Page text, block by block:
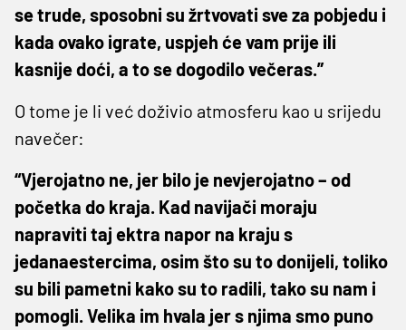
se trude, sposobni su žrtvovati sve za pobjedu i
kada ovako igrate, uspjeh će vam prije ili
kasnije doći, a to se dogodilo večeras.”
O tome je li već doživio atmosferu kao u srijedu
navečer:
“Vjerojatno ne, jer bilo je nevjerojatno – od
početka do kraja. Kad navijači moraju
napraviti taj ektra napor na kraju s
jedanaestercima, osim što su to donijeli, toliko
su bili pametni kako su to radili, tako su nam i
pomogli. Velika im hvala jer s njima smo puno